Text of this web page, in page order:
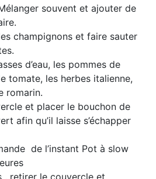
souvent et ajouter de
champignons et faire sauter
d’eau, les pommes de
tomate, les herbes italienne,
romarin.
et placer le bouchon de
afin qu’il laisse s’échapper
de l’instant Pot à slow
, retirer le couvercle et